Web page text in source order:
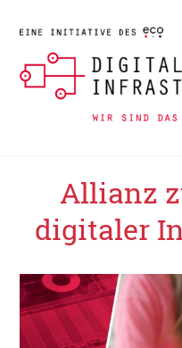
Allianz
digitaler